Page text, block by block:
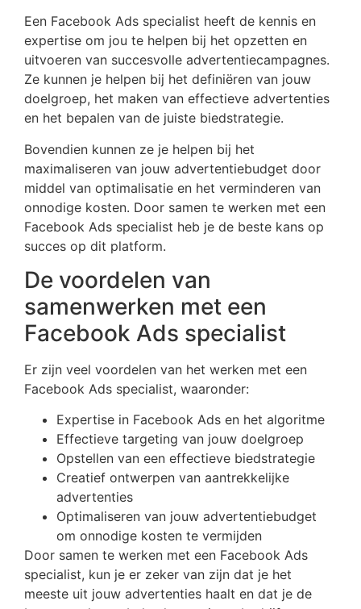
Een Facebook Ads specialist heeft de kennis en
expertise om jou te helpen bij het opzetten en
uitvoeren van succesvolle advertentiecampagnes.
Ze kunnen je helpen bij het definiëren van jouw
doelgroep, het maken van effectieve advertenties
en het bepalen van de juiste biedstrategie.
Bovendien kunnen ze je helpen bij het
maximaliseren van jouw advertentiebudget door
middel van optimalisatie en het verminderen van
onnodige kosten. Door samen te werken met een
Facebook Ads specialist heb je de beste kans op
succes op dit platform.
De voordelen van
samenwerken met een
Facebook Ads specialist
Er zijn veel voordelen van het werken met een
Facebook Ads specialist, waaronder:
Expertise in Facebook Ads en het algoritme
Effectieve targeting van jouw doelgroep
Opstellen van een effectieve biedstrategie
Creatief ontwerpen van aantrekkelijke
advertenties
Optimaliseren van jouw advertentiebudget
om onnodige kosten te vermijden
Door samen te werken met een Facebook Ads
specialist, kun je er zeker van zijn dat je het
meeste uit jouw advertenties haalt en dat je de